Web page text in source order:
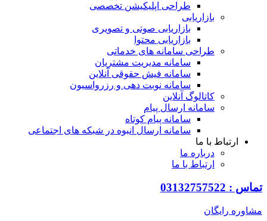
طراحی اپلیکیشن تخصصی
بازاریابی
بازاریابی صوتی و تصویری
بازاریابی محتوا
طراحی سامانه های خدماتی
سامانه مدیریت مشتریان
سامانه فیش حقوقی آنلاین
سامانه نوبت دهی و رزرواسیون
کاتالوگ آنلاین
سامانه ارسال پیام
سامانه پیام کوتاه
سامانه ارسال انبوه در شبکه های اجتماعی
ارتباط با ما
درباره ما
ارتباط با ما
رایگان